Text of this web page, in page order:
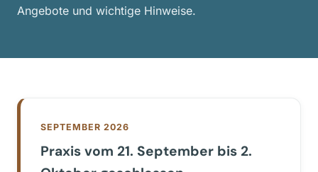
Angebote und wichtige Hinweise.
SEPTEMBER 2026
Praxis vom 21. September bis 2.